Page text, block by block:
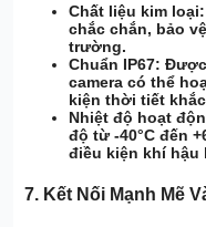
Chất liệu kim loại:
chắc chắn, bảo
trường.
Chuẩn IP67:
camera có thể
kiện thời tiết
Nhiệt độ hoạt
độ từ -40°C đến
điều kiện khí hậu
7. Kết Nối Mạnh Mẽ